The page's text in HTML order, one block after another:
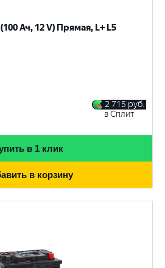
Ач, 12 V) Прямая, L+ L5
2 715 руб.
в Сплит
в 1 клик
в корзину